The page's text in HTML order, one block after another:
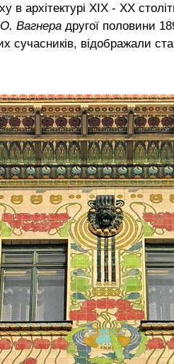
в архітектурі ХІХ - ХХ
О. Вагнера другої половини
сучасників, відображали